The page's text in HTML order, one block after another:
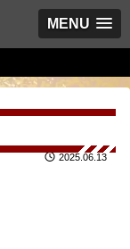
MENU
2025.06.13